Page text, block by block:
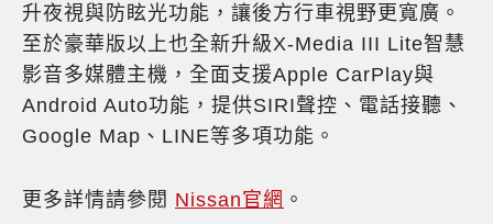
升夜視與防眩光功能，讓後方行車視野更寬廣。
至於豪華版以上也全新升級X-Media III Lite智慧
影音多媒體主機，全面支援Apple CarPlay與
Android Auto功能，提供SIRI聲控、電話接聽、
Google Map、LINE等多項功能。
更多詳情請參閱 Nissan官網 。